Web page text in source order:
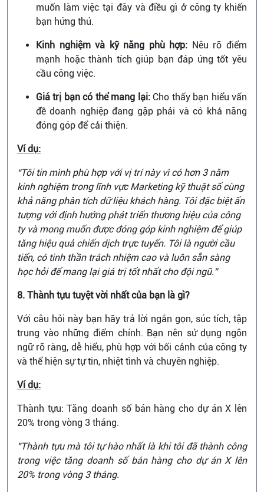
muốn làm việc tại đây và điều gì ở công ty khiến
bạn hứng thú.
Kinh nghiệm và kỹ năng phù hợp: Nêu rõ điểm
mạnh hoặc thành tích giúp bạn đáp ứng tốt yêu
cầu công việc.
Giá trị bạn có thể mang lại:Cho thấy bạn hiểu vấn
đề doanh nghiệp đang gặp phải và có khả năng
đóng góp để cải thiện.
Ví dụ:
“Tôi tin mình phù hợp với vị trí này vì có hơn 3 năm
kinh nghiệm trong lĩnh vực Marketing kỹ thuật số cùng
khả năng phân tích dữ liệu khách hàng. Tôi đặc biệt ấn
tượng với định hướng phát triển thương hiệu của công
ty và mong muốn được đóng góp kinh nghiệm để giúp
tăng hiệu quả chiến dịch trực tuyến. Tôi là người cầu
tiến, có tinh thần trách nhiệm cao và luôn sẵn sàng
học hỏi để mang lại giá trị tốt nhất cho đội ngũ.”
8. Thành tựu tuyệt vời nhất của bạn là gì?
Với câu hỏi này bạn hãy trả lời ngắn gọn, súc tích, tập
trung vào những điểm chính. Bạn nên sử dụng ngôn
ngữ rõ ràng, dễ hiểu, phù hợp với bối cảnh của công ty
và thể hiện sự tự tin, nhiệt tình và chuyên nghiệp.
Ví dụ:
Thành tựu: Tăng doanh số bán hàng cho dự án X lên
20% trong vòng 3 tháng.
"Thành tựu mà tôi tự hào nhất là khi tôi đã thành công
trong việc tăng doanh số bán hàng cho dự án X lên
20% trong vòng 3 tháng.